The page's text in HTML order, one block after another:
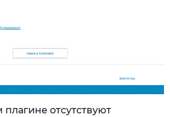
отсутствуют